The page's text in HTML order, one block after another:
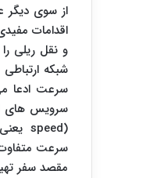
از سوی دیگر
اقدامات
و نقل ریلی
سرعت ادعا
سرویس های
speed)
سرعت
مقصد سفر